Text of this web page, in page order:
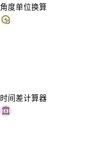
角度单位换算
时间差计算器